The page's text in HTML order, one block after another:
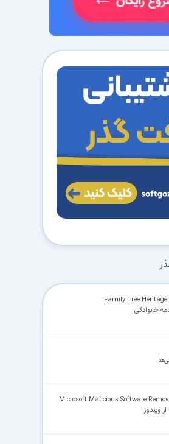
Family Tree Heritage
خانوادگی
Microsoft Malicious Software
ویندوز